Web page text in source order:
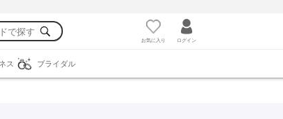
お気に入り ログイン
ス ブライダル